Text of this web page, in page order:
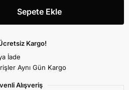
Sepete Ekle
Kargo!
İade
Aynı Gün Kargo
Alışveriş